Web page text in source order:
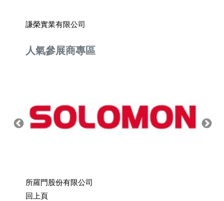
謙榮實業有限公司
人氣參展商專區
所羅門股份有限公司
回上頁